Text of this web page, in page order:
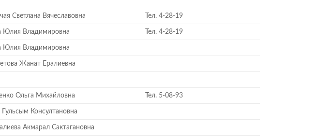
Светлана Вячеславовна Тел. 4-28-19
Юлия Владимировна Тел. 4-28-19
Юлия Владимировна
Жанат Ералиевна
Ольга Михайловна Тел. 5-08-93
Консултановна
Акмарал Сактагановна